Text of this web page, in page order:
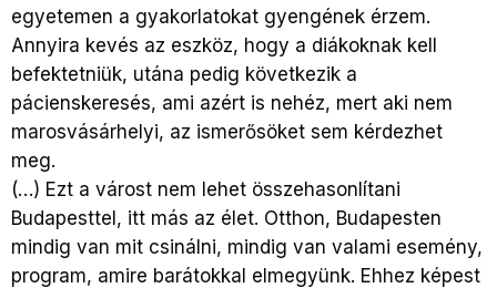
egyetemen a gyakorlatokat gyengének érzem.
Annyira kevés az eszköz, hogy a diákoknak kell
befektetniük, utána pedig következik a
pácienskeresés, ami azért is nehéz, mert aki nem
marosvásárhelyi, az ismerősöket sem kérdezhet
meg.
(…) Ezt a várost nem lehet összehasonlítani
Budapesttel, itt más az élet. Otthon, Budapesten
mindig van mit csinálni, mindig van valami esemény,
program, amire barátokkal elmegyünk. Ehhez képest